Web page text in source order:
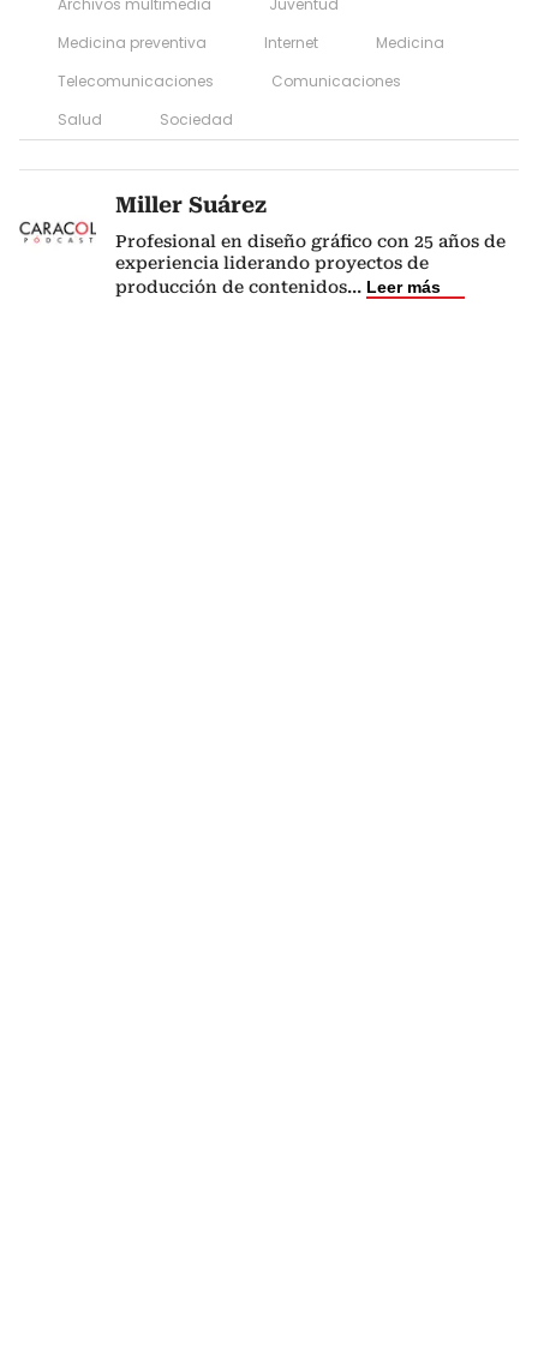
Archivos multimedia
Juventud
Medicina preventiva
Internet
Medicina
Telecomunicaciones
Comunicaciones
Salud
Sociedad
Miller Suárez
Profesional en diseño gráfico con 25 años de
experiencia liderando proyectos de
producción de contenidos... Leer más